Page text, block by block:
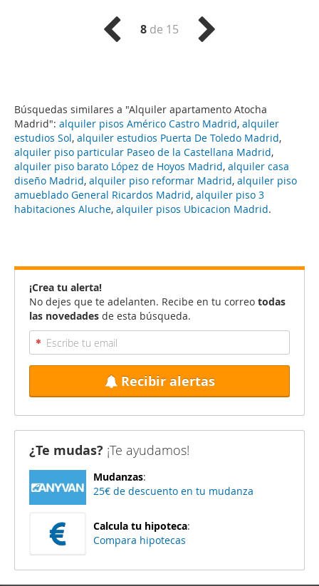
Búsquedas similares a "Alquiler apartamento Atocha
Madrid": alquiler pisos Américo Castro Madrid, alquiler
estudios Sol, alquiler estudios Puerta De Toledo Madrid,
alquiler piso particular Paseo de la Castellana Madrid,
alquiler piso barato López de Hoyos Madrid, alquiler casa
diseño Madrid, alquiler piso reformar Madrid, alquiler piso
amueblado General Ricardos Madrid, alquiler piso 3
habitaciones Aluche, alquiler pisos Ubicacion Madrid.
8 de 15
¡Crea tu alerta!
No dejes que te adelanten. Recibe en tu correo todas
las novedades de esta búsqueda.
Recibir alertas
¿Te mudas? ¡Te ayudamos!
Mudanzas:
25€ de descuento en tu mudanza
Calcula tu hipoteca:
Compara hipotecas